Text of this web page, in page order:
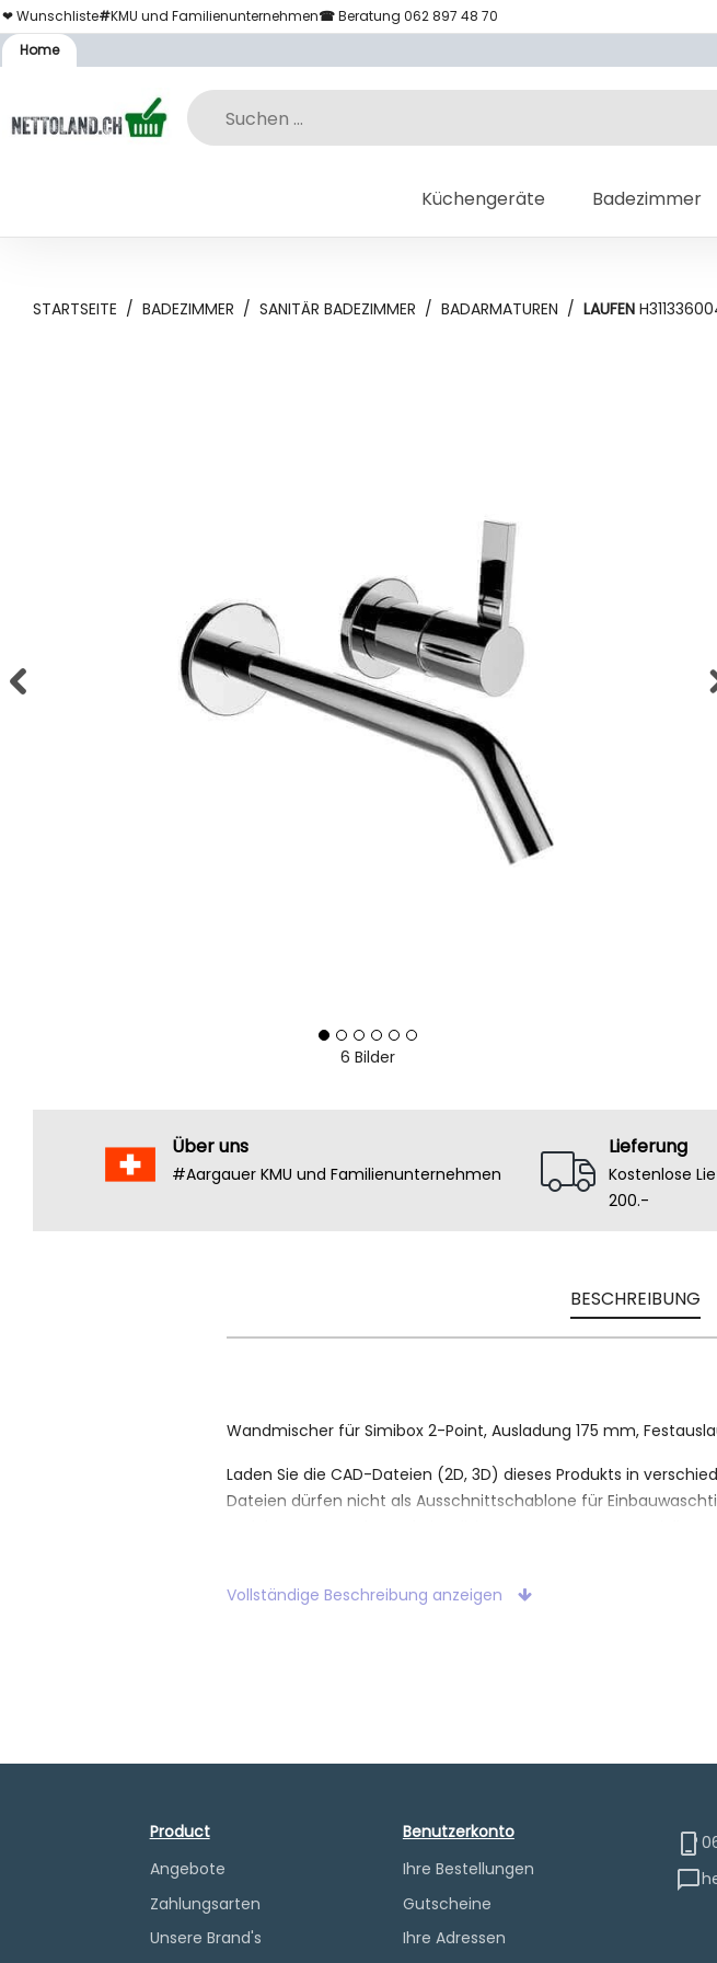
❤ Wunschliste#KMU und Familienunternehmen☎Beratung 062 897 48 70
Home
Küchengeräte Badezimmer
STARTSEITE / BADEZIMMER / SANITÄR BADEZIMMER / BADARMATUREN / LAUFEN
6 Bilder
Über uns
#Aargauer KMU und Familienunternehmen
Lieferung
Kostenlose
200.-
BESCHREIBUNG
Wandmischer für Simibox 2-Point, Ausladung 175 mm,
Laden Sie die CAD-Dateien (2D, 3D) dieses Produkts in
Dateien dürfen nicht als Ausschnittschablone für
Vollständige Beschreibung anzeigen
Product
Angebote
Zahlungsarten
Unsere Brand's
Benutzerkonto
Ihre Bestellungen
Gutscheine
Ihre Adressen